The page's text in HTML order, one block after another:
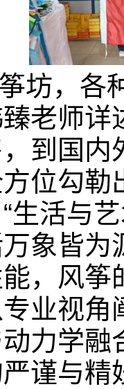
坊，各
老师详
到国内
位勾勒
生活与
象皆
，风
业视
力学
谨与精